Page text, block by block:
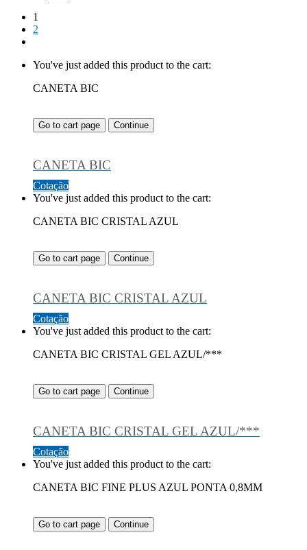
1
2
You've just added this product to the cart:
CANETA BIC
Go to cart page Continue
CANETA BIC
Cotação
You've just added this product to the cart:
CANETA BIC CRISTAL AZUL
Go to cart page Continue
CANETA BIC CRISTAL AZUL
Cotação
You've just added this product to the cart:
CANETA BIC CRISTAL GEL AZUL/***
Go to cart page Continue
CANETA BIC CRISTAL GEL AZUL/***
Cotação
You've just added this product to the cart:
CANETA BIC FINE PLUS AZUL PONTA 0,8MM
Go to cart page Continue